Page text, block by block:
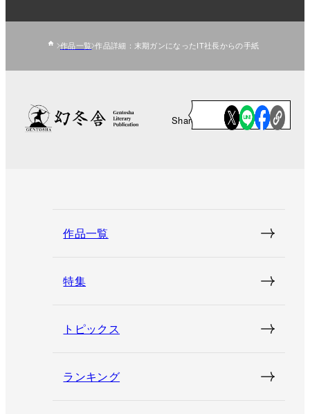
作品一覧 作品詳細：末期ガンになったIT社長からの手紙
Share
作品一覧
特集
トピックス
ランキング